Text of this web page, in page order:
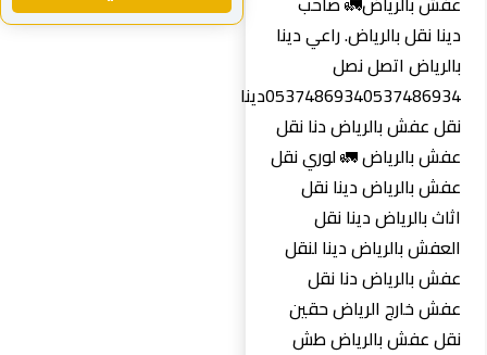
دينا نقل بالرياض. راعي دينا
بالرياض اتصل نصل
0537486934‏0537486934دينا
نقل عفش بالرياض دنا نقل
عفش بالرياض 🚛 لوري نقل
عفش بالرياض دينا نقل
اثاث بالرياض دينا نقل
العفش بالرياض دينا لنقل
عفش بالرياض دنا نقل
عفش خارج الرياض حقين
نقل عفش بالرياض طش